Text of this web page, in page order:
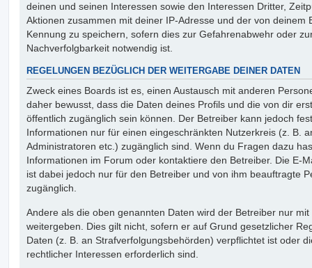
deinen und seinen Interessen sowie den Interessen Dritter,
Aktionen zusammen mit deiner IP-Adresse und der von deinem
Kennung zu speichern, sofern dies zur Gefahrenabwehr oder
Nachverfolgbarkeit notwendig ist.
REGELUNGEN BEZÜGLICH DER WEITERGABE DEINER DATEN
Zweck eines Boards ist es, einen Austausch mit anderen
daher bewusst, dass die Daten deines Profils und die von dir
öffentlich zugänglich sein können. Der Betreiber kann jedoch
Informationen nur für einen eingeschränkten Nutzerkreis (z. B.
Administratoren etc.) zugänglich sind. Wenn du Fragen dazu
Informationen im Forum oder kontaktiere den Betreiber. Die E-
ist dabei jedoch nur für den Betreiber und von ihm beauftragte
zugänglich.
Andere als die oben genannten Daten wird der Betreiber nur
weitergeben. Dies gilt nicht, sofern er auf Grund gesetzlicher
Daten (z. B. an Strafverfolgungsbehörden) verpflichtet ist oder
rechtlicher Interessen erforderlich sind.